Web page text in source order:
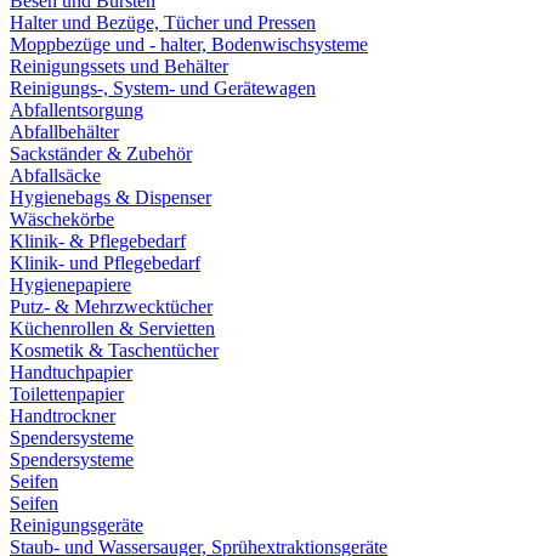
Halter und Bezüge, Tücher und Pressen
Moppbezüge und - halter, Bodenwischsysteme
Reinigungssets und Behälter
Reinigungs-, System- und Gerätewagen
Abfallentsorgung
Abfallbehälter
Sackständer & Zubehör
Abfallsäcke
Hygienebags & Dispenser
Wäschekörbe
Klinik- & Pflegebedarf
Klinik- und Pflegebedarf
Hygienepapiere
Putz- & Mehrzwecktücher
Küchenrollen & Servietten
Kosmetik & Taschentücher
Handtuchpapier
Toilettenpapier
Handtrockner
Spendersysteme
Spendersysteme
Seifen
Seifen
Reinigungsgeräte
Staub- und Wassersauger, Sprühextraktionsgeräte